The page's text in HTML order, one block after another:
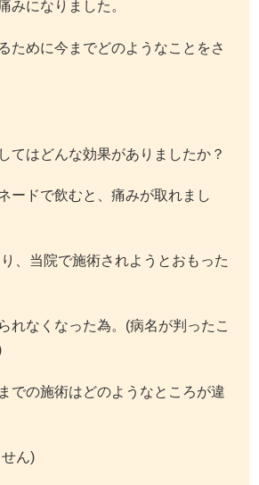
みになりました。
ために今までどのようなことをさ
てはどんな効果がありましたか？
ードで飲むと、痛みが取れまし
、当院で施術されようとおもった
れなくなった為。(病名が判ったこ
での施術はどのようなところが違
ん)